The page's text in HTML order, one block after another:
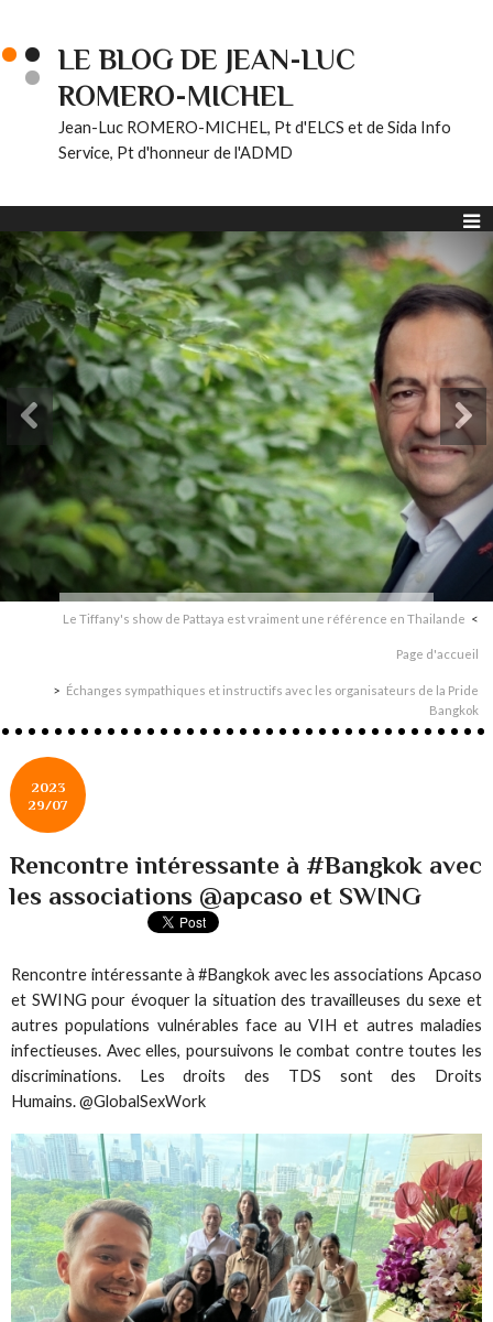
LE BLOG DE JEAN-LUC
ROMERO-MICHEL
Jean-Luc ROMERO-MICHEL, Pt d'ELCS et de Sida Info
Service, Pt d'honneur de l'ADMD
Le Tiffany's show de Pattaya est vraiment une référence en Thailande
Page d'accueil
Échanges sympathiques et instructifs avec les organisateurs de la Pride
Bangkok
2023
29/07
Rencontre intéressante à #Bangkok avec
les associations @apcaso et SWING
Rencontre intéressante à #Bangkok avec les associations Apcaso
et SWING pour évoquer la situation des travailleuses du sexe et
autres populations vulnérables face au VIH et autres maladies
infectieuses. Avec elles, poursuivons le combat contre toutes les
discriminations.
Les droits des TDS sont des Droits
Humains.@GlobalSexWork